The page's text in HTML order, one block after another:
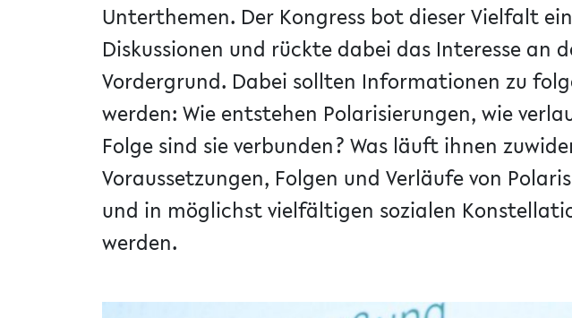
Unterthemen. Der Kongress bot dieser Vielfalt
Diskussionen und rückte dabei das Interesse an
Vordergrund. Dabei sollten Informationen zu
werden: Wie entstehen Polarisierungen, wie
Folge sind sie verbunden? Was läuft ihnen
Voraussetzungen, Folgen und Verläufe von
und in möglichst vielfältigen sozialen
werden.